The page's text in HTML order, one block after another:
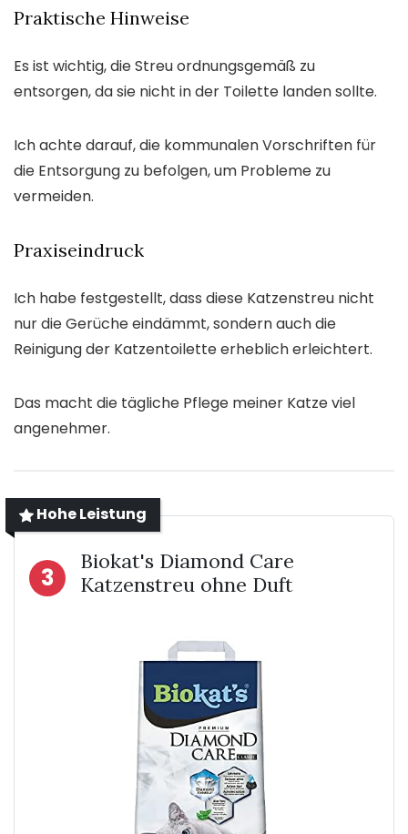
Praktische Hinweise
Es ist wichtig, die Streu ordnungsgemäß zu
entsorgen, da sie nicht in der Toilette landen sollte.
Ich achte darauf, die kommunalen Vorschriften für
die Entsorgung zu befolgen, um Probleme zu
vermeiden.
Praxiseindruck
Ich habe festgestellt, dass diese Katzenstreu nicht
nur die Gerüche eindämmt, sondern auch die
Reinigung der Katzentoilette erheblich erleichtert.
Das macht die tägliche Pflege meiner Katze viel
angenehmer.
Hohe Leistung
3
Biokat's Diamond Care
Katzenstreu ohne Duft